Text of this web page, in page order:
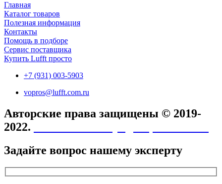
Главная
Каталог товаров
Полезная информация
Контакты
Помощь в подборе
Сервис поставщика
Купить Lufft просто
+7 (931) 003-5903
vopros@lufft.com.ru
Авторские права защищены © 2019-
2022.
Задайте вопрос нашему эксперту